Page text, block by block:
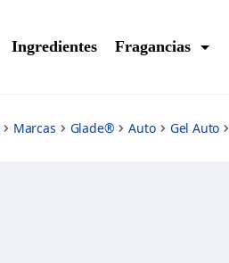
Ingredientes Fragancias
Marcas Glade® Auto Gel Auto